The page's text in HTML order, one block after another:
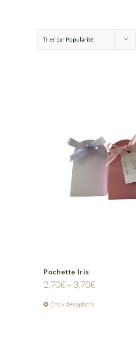
Trier par Popularité
Pochette Iris
2,70€– 3,70€
Choix des options